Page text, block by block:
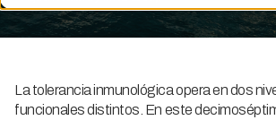
La tolerancia inmunológica opera en dos
funcionales distintos. En este